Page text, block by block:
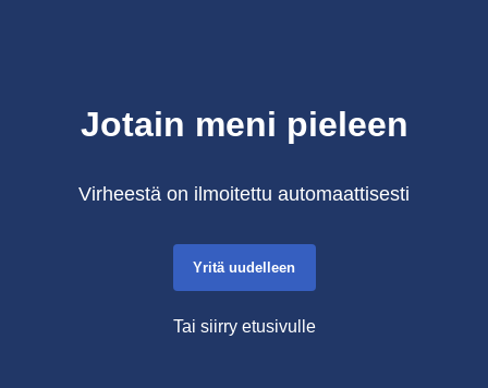
Jotain meni pieleen
Virheestä on ilmoitettu automaattisesti
Yritä uudelleen
Tai siirry etusivulle